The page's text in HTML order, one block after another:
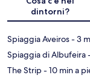
dintorni?
Spiaggia Aveiros- 3
Spiaggia di Albufeira
The Strip- 10 min a